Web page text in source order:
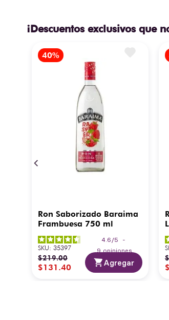
¡Descuentos exclusivos que
Ron Saborizado Baraima
Frambuesa 750 ml
4.6 /5
-
9 opiniones
SKU: 35397
$219.00
$131 .40 Agregar $
$